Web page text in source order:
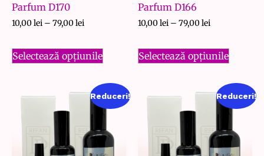
Parfum D170
10,00lei – 79,00lei
Selectează opțiunile
Parfum D166
10,00lei – 79,00lei
Selectează opțiunile
Reduceri! Reduceri!